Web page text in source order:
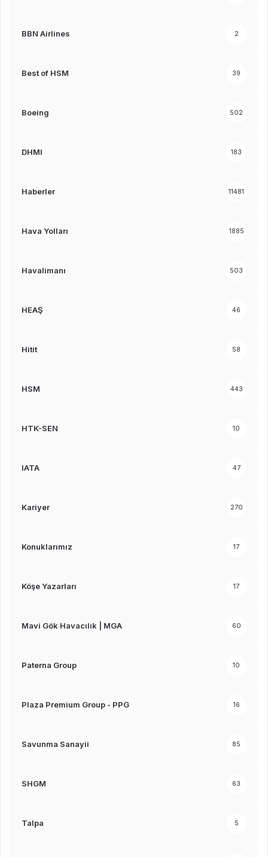
BBN Airlines 2
Best of HSM 39
Boeing 502
DHMI 183
Haberler 11481
Hava Yolları 1885
Havalimanı 503
HEAŞ 46
Hitit 58
HSM 443
HTK-SEN 10
IATA 47
Kariyer 270
Konuklarımız 17
Köşe Yazarları 17
Mavi Gök Havacılık | MGA 60
Paterna Group 10
Plaza Premium Group - PPG 16
Savunma Sanayii 85
SHGM 63
Talpa 5